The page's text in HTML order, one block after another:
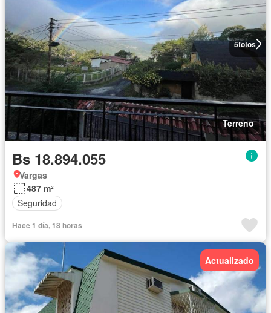
5fotos
Terreno
Bs 18.894.055
Vargas
487 m²
Seguridad
Hace 1 día, 18 horas
Actualizado